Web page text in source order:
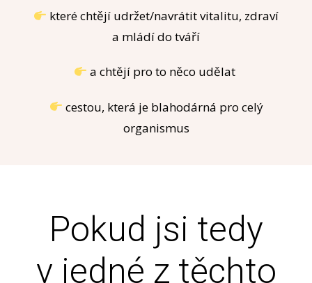
které chtějí udržet/navrátit vitalitu, zdraví
a mládí do tváří
a chtějí pro to něco udělat
cestou, která je blahodárná pro celý
organismus
Pokud jsi tedy
v jedné z těchto